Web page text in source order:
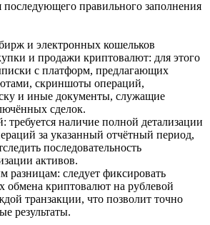
правильного заполнения
и электронных кошельков
и продажи криптовалют: для этого
с платформ, предлагающих
скриншоты операций,
и иные документы, служащие
сделок.
требуется наличие полной детализации
за указанный отчётный период,
последовательность
активов.
разницам: следует фиксировать
обмена криптовалют на рублевой
транзакции, что позволит точно
результаты.